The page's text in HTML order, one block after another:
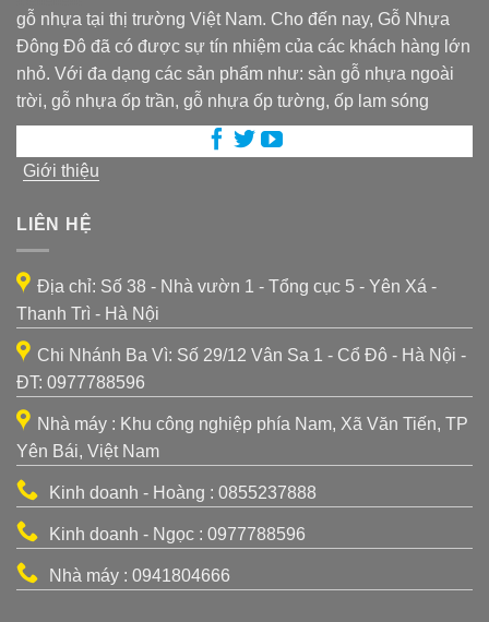
gỗ nhựa tại thị trường Việt Nam. Cho đến nay, Gỗ Nhựa
Đông Đô đã có được sự tín nhiệm của các khách hàng lớn
nhỏ. Với đa dạng các sản phẩm như: sàn gỗ nhựa ngoài
trời, gỗ nhựa ốp trần, gỗ nhựa ốp tường, ốp lam sóng
Giới thiệu
LIÊN HỆ
Địa chỉ: Số 38 - Nhà vườn 1 - Tổng cục 5 - Yên Xá -
Thanh Trì - Hà Nội
Chi Nhánh Ba Vì: Số 29/12 Vân Sa 1 - Cổ Đô - Hà Nội -
ĐT: 0977788596
Nhà máy : Khu công nghiệp phía Nam, Xã Văn Tiến, TP
Yên Bái, Việt Nam
Kinh doanh - Hoàng : 0855237888
Kinh doanh - Ngọc : 0977788596
Nhà máy : 0941804666